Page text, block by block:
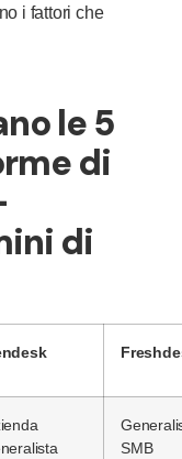
i fattori che
le 5
di
di
SMB